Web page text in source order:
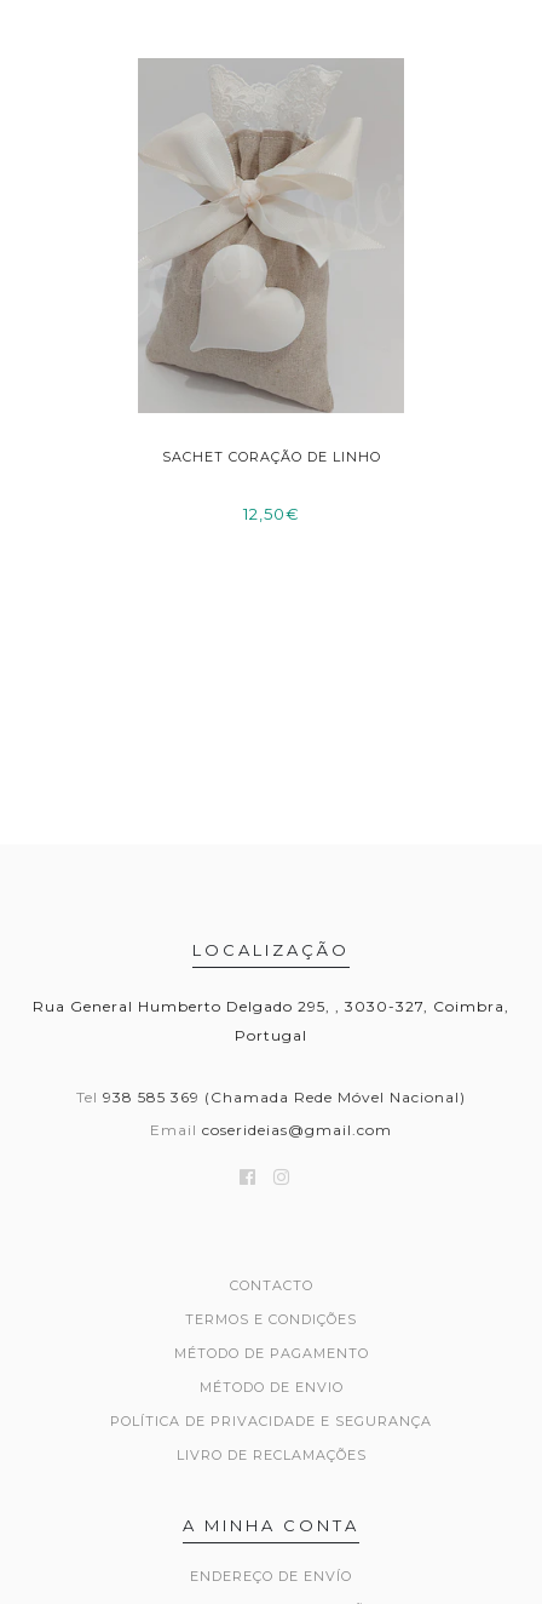
SACHET CORAÇÃO DE LINHO
12,50€
LOCALIZAÇÃO
Rua General Humberto Delgado 295, , 3030-327, Coimbra,
Portugal
Tel 938 585 369 (Chamada Rede Móvel Nacional)
Email coserideias@gmail.com
CONTACTO
TERMOS E CONDIÇÕES
MÉTODO DE PAGAMENTO
MÉTODO DE ENVIO
POLÍTICA DE PRIVACIDADE E SEGURANÇA
LIVRO DE RECLAMAÇÕES
A MINHA CONTA
ENDEREÇO DE ENVÍO